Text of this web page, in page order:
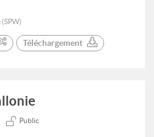
Téléchargement
Public